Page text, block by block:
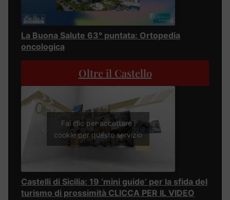
La Buona Salute 63° puntata: Ortopedia
oncologica
Oltre il Castello
Fai clic per accettare i
cookie per questo servizio
Castelli di Sicilia: 19 ‘mini guide’ per la sfida del
turismo di prossimità CLICCA PER IL VIDEO